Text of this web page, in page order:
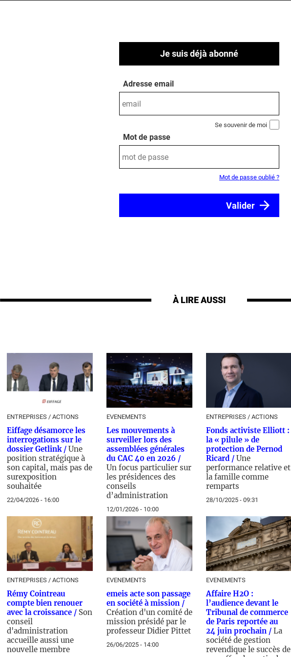
Je suis déjà abonné
Adresse email
Se souvenir de moi
Mot de passe
Mot de passe oublié ?
À LIRE AUSSI
ENTREPRISES / ACTIONS
Eiffage désamorce les
interrogations sur le
dossier Getlink / Une
position stratégique à
son capital, mais pas de
surexposition
souhaitée
22/04/2026 - 16:00
EVENEMENTS
Les mouvements à
surveiller lors des
assemblées générales
du CAC 40 en 2026 /
Un focus particulier sur
les présidences des
conseils
d’administration
12/01/2026 - 10:00
ENTREPRISES / ACTIONS
Fonds activiste Elliott :
la « pilule » de
protection de Pernod
Ricard / Une
performance relative et
la famille comme
remparts
28/10/2025 - 09:31
ENTREPRISES / ACTIONS
Rémy Cointreau
compte bien renouer
avec la croissance / Son
conseil
d'administration
accueille aussi une
nouvelle membre
EVENEMENTS
emeis acte son passage
en société à mission /
Création d'un comité de
mission présidé par le
professeur Didier Pittet
26/06/2025 - 14:00
EVENEMENTS
Affaire H2O :
l’audience devant le
Tribunal de commerce
de Paris reportée au
24 juin prochain / La
société de gestion
revendique le succès de